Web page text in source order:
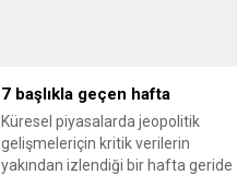
7 başlıkla geçen hafta
Küresel piyasalarda jeopolitik
gelişmeleriçin kritik verilerin
yakından izlendiği bir hafta geride